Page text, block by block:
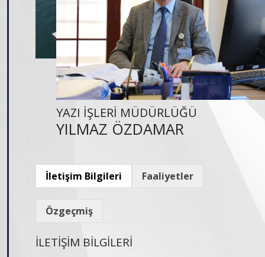
YAZI İŞLERİ MÜDÜRLÜĞÜ
YILMAZ ÖZDAMAR
İletişim Bilgileri Faaliyetler
Özgeçmiş
İLETİŞİM BİLGİLERİ